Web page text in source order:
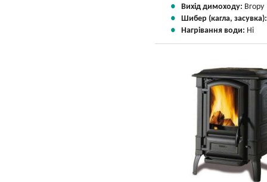
Вихід димоходу: Вгору
Шибер (кагла,
Нагрівання води: Ні